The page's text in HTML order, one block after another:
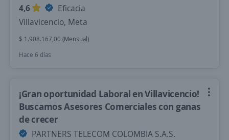
4,6
Eficacia
Villavicencio, Meta
$ 1.908.167,00 (Mensual)
Hace 6 días
¡Gran oportunidad Laboral en Villavicencio!
Buscamos Asesores Comerciales con ganas
de crecer
PARTNERS TELECOM COLOMBIA S.A.S.